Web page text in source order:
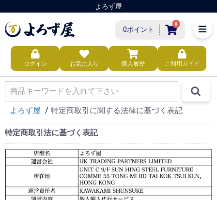
よろず屋
ログイン お気に入り 購入履歴 ご利用ガイド
0ポイント
0
よろず屋 特定商取引に関する法律に基づく表記
特定商取引法に基づく表記